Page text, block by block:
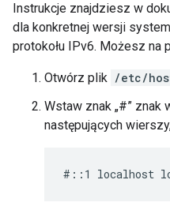
Instrukcje znajdziesz w
dla konkretnej wersji
protokołu IPv6. Możesz na
Otwórz plik /etc/
Wstaw znak „#”
następujących
#::1 localhost